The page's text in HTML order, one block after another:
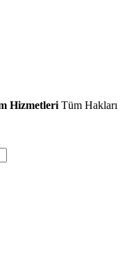
Hizmetleri Tüm Hakları